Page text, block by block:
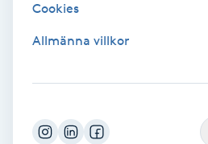
Nagelförlängning
Nagelförlängning akryl
Cookies
Allmänna villkor